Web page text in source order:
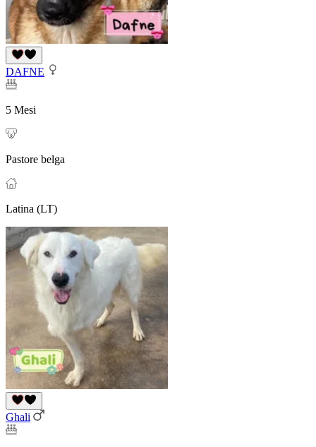
DAFNE
5 Mesi
Pastore belga
Latina (LT)
Ghali